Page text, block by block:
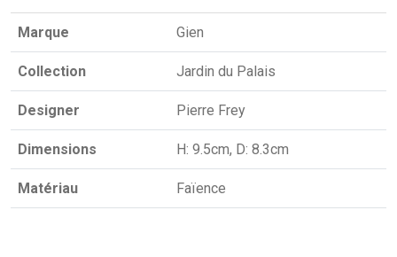
Marque Gien
Collection Jardin du Palais
Designer Pierre Frey
Dimensions H: 9.5cm, D: 8.3cm
Matériau Faïence